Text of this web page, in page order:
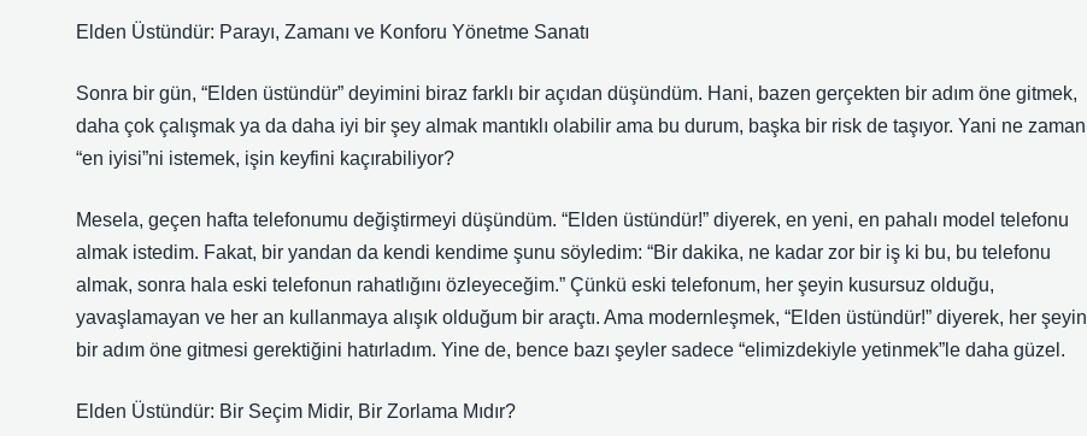
Elden Üstündür: Parayı, Zamanı ve Konforu Yönetme Sanatı
Sonra bir gün, “Elden üstündür” deyimini biraz farklı bir açıdan düşündüm. Hani, bazen gerçekten bir adım öne gitmek,
daha çok çalışmak ya da daha iyi bir şey almak mantıklı olabilir ama bu durum, başka bir risk de taşıyor. Yani ne zaman
“en iyisi”ni istemek, işin keyfini kaçırabiliyor?
Mesela, geçen hafta telefonumu değiştirmeyi düşündüm. “Elden üstündür!” diyerek, en yeni, en pahalı model telefonu
almak istedim. Fakat, bir yandan da kendi kendime şunu söyledim: “Bir dakika, ne kadar zor bir iş ki bu, bu telefonu
almak, sonra hala eski telefonun rahatlığını özleyeceğim.” Çünkü eski telefonum, her şeyin kusursuz olduğu,
yavaşlamayan ve her an kullanmaya alışık olduğum bir araçtı. Ama modernleşmek, “Elden üstündür!” diyerek, her şeyin
bir adım öne gitmesi gerektiğini hatırladım. Yine de, bence bazı şeyler sadece “elimizdekiyle yetinmek”le daha güzel.
Elden Üstündür: Bir Seçim Midir, Bir Zorlama Mıdır?